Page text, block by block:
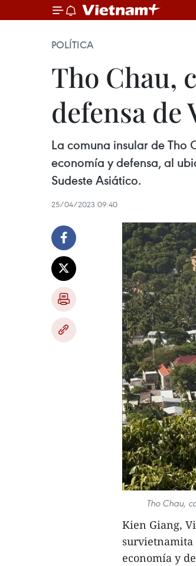
POLÍTICA
Tho Chau,
defensa de
La comuna insular de Tho
economía y defensa, al
Sudeste Asiático.
25/04/2023 09:40
Tho Chau,
Kien Giang,
survietnamita
economía y